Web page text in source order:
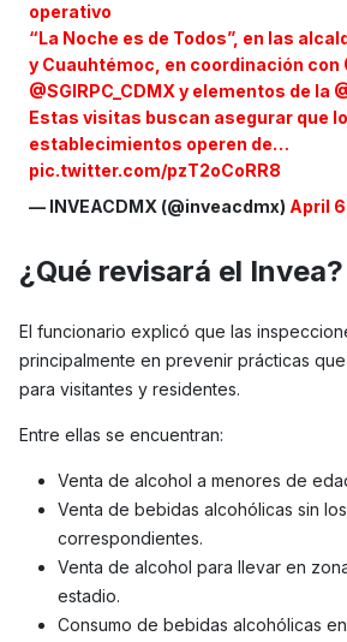
operativo
“La Noche es de Todos”, en las
y Cuauhtémoc, en coordinación con
@SGIRPC_CDMX y elementos de la
Estas visitas buscan asegurar que
establecimientos operen de…
pic.twitter.com/pzT2oCoRR8
— INVEACDMX (@inveacdmx) April
¿Qué revisará el Invea?
El funcionario explicó que las
principalmente en prevenir prácticas
para visitantes y residentes.
Entre ellas se encuentran:
Venta de alcohol a menores de
Venta de bebidas alcohólicas sin
correspondientes.
Venta de alcohol para llevar en
estadio.
Consumo de bebidas alcohólicas